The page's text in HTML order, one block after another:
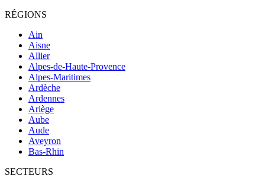
RÉGIONS
Ain
Aisne
Allier
Alpes-de-Haute-Provence
Alpes-Maritimes
Ardèche
Ardennes
Ariège
Aube
Aude
Aveyron
Bas-Rhin
SECTEURS